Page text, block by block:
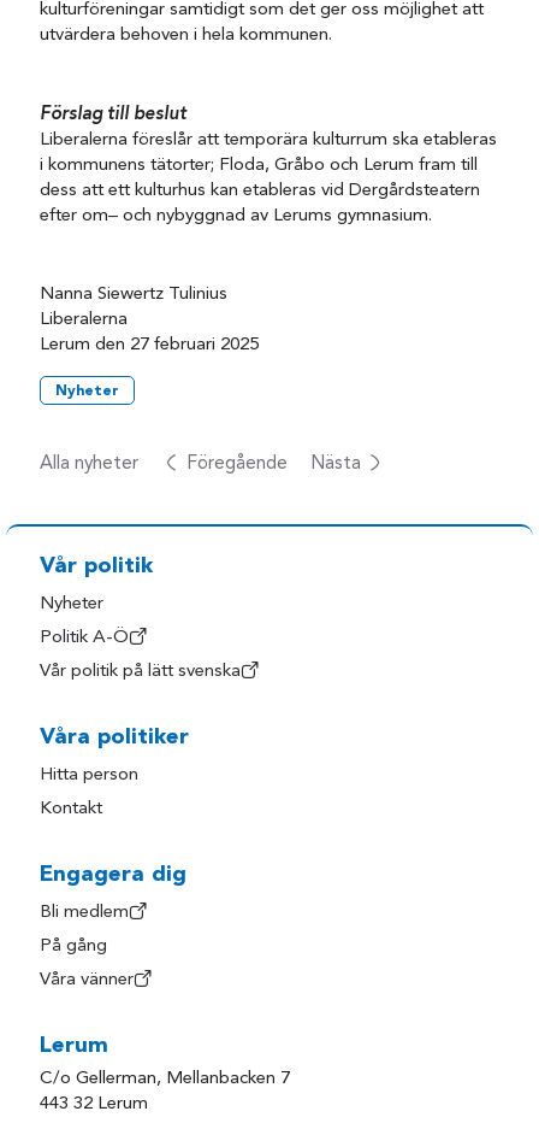
kulturföreningar samtidigt som det ger oss möjlighet att
utvärdera behoven i hela kommunen.
Förslag till beslut
Liberalerna föreslår att temporära kulturrum ska etableras
i kommunens tätorter; Floda, Gråbooch Lerum fram till
dess att ett kulturhus kan etableras vid Dergårdsteatern
efter om– ochnybyggnad av Lerums gymnasium.
Nanna Siewertz Tulinius
Liberalerna
Lerum den 27 februari 2025
Nyheter
Alla nyheter Föregående Nästa
Vår politik
Nyheter
Politik A-Ö
Vår politik på lätt svenska
Våra politiker
Hitta person
Kontakt
Engagera dig
Bli medlem
På gång
Våra vänner
Lerum
C/o Gellerman, Mellanbacken 7
443 32 Lerum